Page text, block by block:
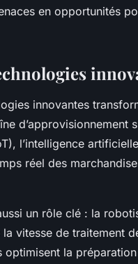
en opportunités
innovantes
d’approvisionnement
l’intelligence
réel des
un rôle clé : la
la vitesse de traitement
la